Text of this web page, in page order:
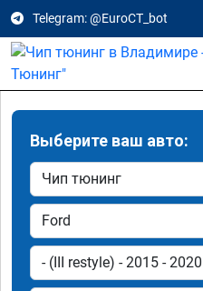
Telegram: @EuroCT_bot
Выберите ваш авто: